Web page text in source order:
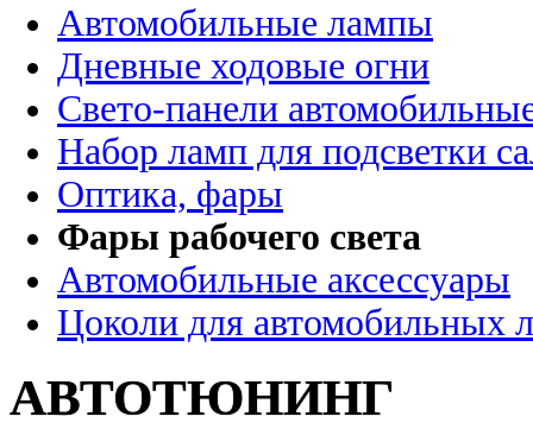
Автомобильные лампы
Дневные ходовые огни
Свето-панели
Набор ламп для подсветки
Оптика, фары
Фары рабочего света
Автомобильные аксессуары
Цоколи для автомобильных
АВТОТЮНИНГ